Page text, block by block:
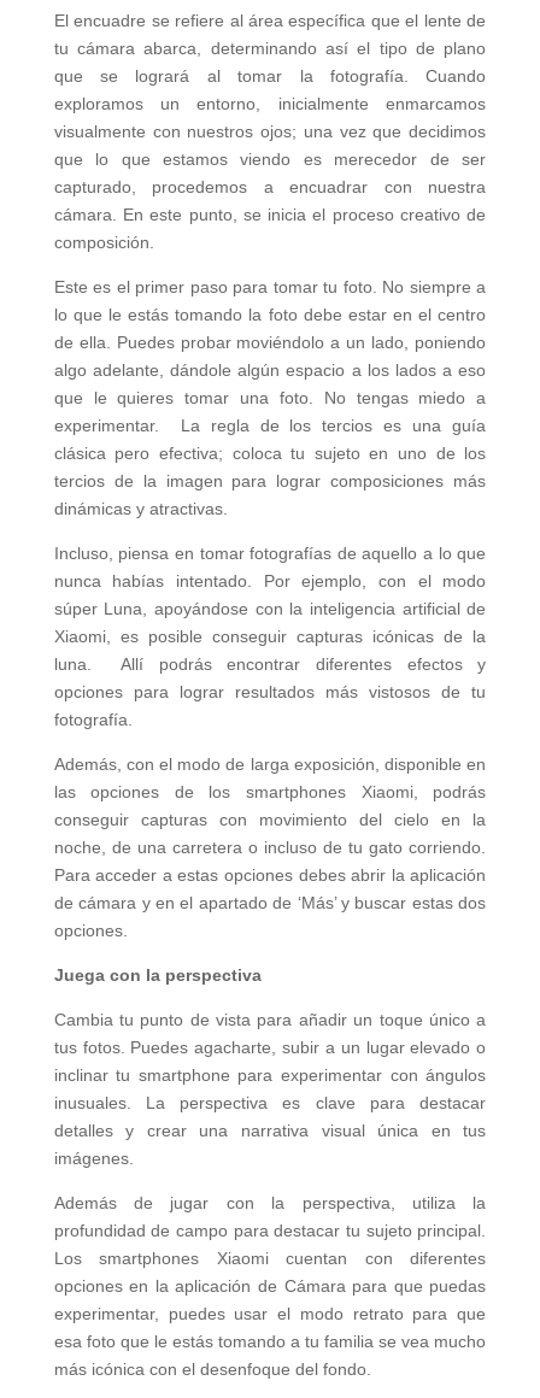
El encuadre se refiere al área específica que el lente de
tu cámara abarca, determinando así el tipo de plano
que se logrará al tomar la fotografía. Cuando
exploramos un entorno, inicialmente enmarcamos
visualmente con nuestros ojos; una vez que decidimos
que lo que estamos viendo es merecedor de ser
capturado, procedemos a encuadrar con nuestra
cámara. En este punto, se inicia el proceso creativo de
composición.
Este es el primer paso para tomar tu foto. No siempre a
lo que le estás tomando la foto debe estar en el centro
de ella. Puedes probar moviéndolo a un lado, poniendo
algo adelante, dándole algún espacio a los lados a eso
que le quieres tomar una foto. No tengas miedo a
experimentar. La regla de los tercios es una guía
clásica pero efectiva; coloca tu sujeto en uno de los
tercios de la imagen para lograr composiciones más
dinámicas y atractivas.
Incluso, piensa en tomar fotografías de aquello a lo que
nunca habías intentado. Por ejemplo, con el modo
súper Luna, apoyándose con la inteligencia artificial de
Xiaomi, es posible conseguir capturas icónicas de la
luna. Allí podrás encontrar diferentes efectos y
opciones para lograr resultados más vistosos de tu
fotografía.
Además, con el modo de larga exposición, disponible en
las opciones de los smartphones Xiaomi, podrás
conseguir capturas con movimiento del cielo en la
noche, de una carretera o incluso de tu gato corriendo.
Para acceder a estas opciones debes abrir la aplicación
de cámara y en el apartado de ‘Más’ y buscar estas dos
opciones.
Juega con la perspectiva
Cambia tu punto de vista para añadir un toque único a
tus fotos. Puedes agacharte, subir a un lugar elevado o
inclinar tu smartphone para experimentar con ángulos
inusuales. La perspectiva es clave para destacar
detalles y crear una narrativa visual única en tus
imágenes.
Además de jugar con la perspectiva, utiliza la
profundidad de campo para destacar tu sujeto principal.
Los smartphones Xiaomi cuentan con diferentes
opciones en la aplicación de Cámara para que puedas
experimentar, puedes usar el modo retrato para que
esa foto que le estás tomando a tu familia se vea mucho
más icónica con el desenfoque del fondo.